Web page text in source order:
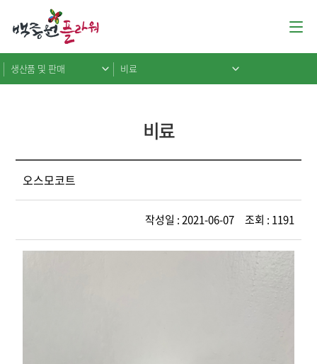
생산품 및 판매 비료
비료
오스모코트
작성일 : 2021-06-07 조회 : 1191